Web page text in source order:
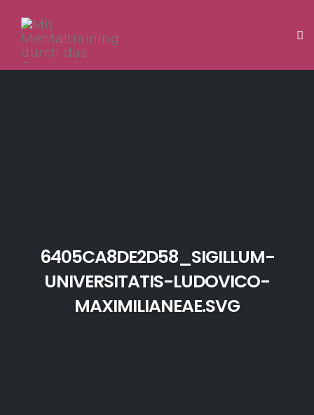
6405CA8DE2D58_SIGILLUM-
UNIVERSITATIS-LUDOVICO-
MAXIMILIANEAE.SVG